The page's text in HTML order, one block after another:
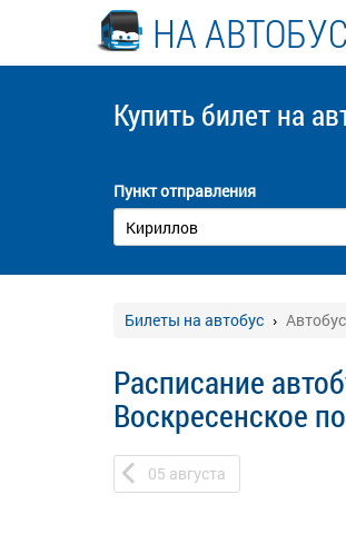
НА АВТОБУС
Купить билет на
Пункт отправления
Билеты на автобус
Расписание
Воскресенское
05 августа